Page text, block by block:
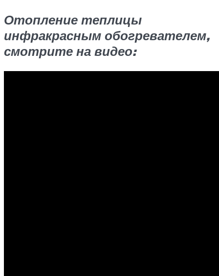
Отопление теплицы
инфракрасным обогревателем,
смотрите на видео: